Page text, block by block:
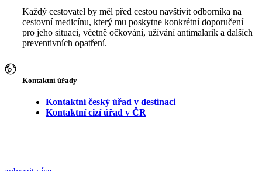
Každý cestovatel by měl před cestou navštívit odborníka na
cestovní medicínu, který mu poskytne konkrétní doporučení
pro jeho situaci, včetně očkování, užívání antimalarik a dalších
preventivních opatření.
Kontaktní úřady
Kontaktní český úřad v destinaci
Kontaktní cizí úřad v ČR